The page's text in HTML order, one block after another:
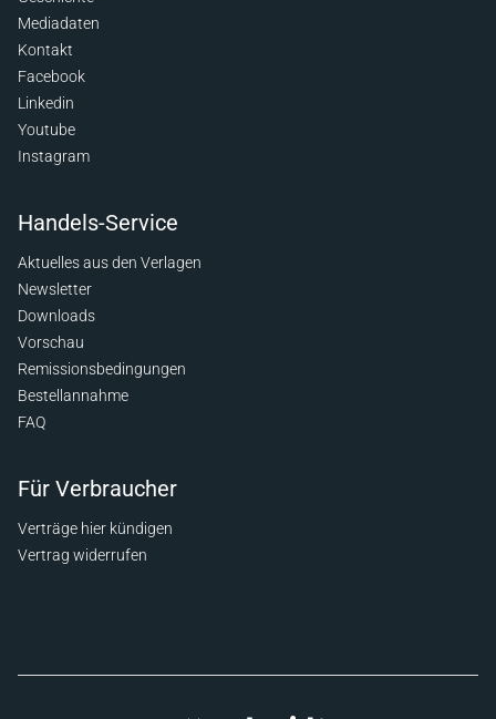
Mediadaten
Kontakt
Facebook
Linkedin
Youtube
Instagram
Handels-Service
Aktuelles aus den Verlagen
Newsletter
Downloads
Vorschau
Remissionsbedingungen
Bestellannahme
FAQ
Für Verbraucher
Verträge hier kündigen
Vertrag widerrufen